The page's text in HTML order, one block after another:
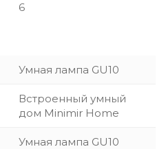
6
Умная лампа GU10
Встроенный умный
дом Minimir Home
Умная лампа GU10